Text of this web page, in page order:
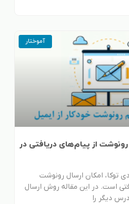
آموختار
از پیام‌های دریافتی در
توکا، امکان ارسال رونوشت
است. در این مقاله روش ارسال
دیگر را